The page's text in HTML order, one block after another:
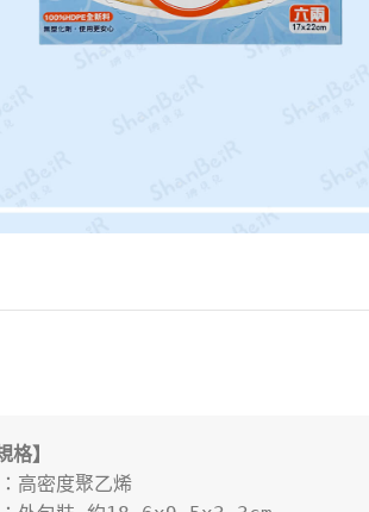
格】
高密度聚乙烯